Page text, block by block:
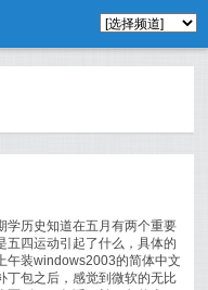
学历史知道在五月有两个重要
五四运动引起了什么，具体的
午装windows2003的简体中文
丁包之后，感觉到微软的无比